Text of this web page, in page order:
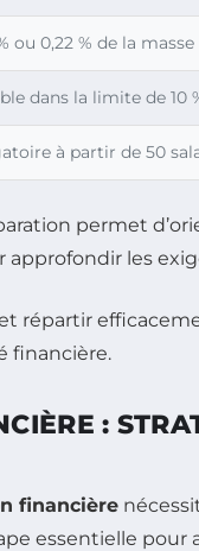
ou 0,22 % de la
dans la limite de 10
à partir de 50
permet
approfondir les
:
financière
essentielle